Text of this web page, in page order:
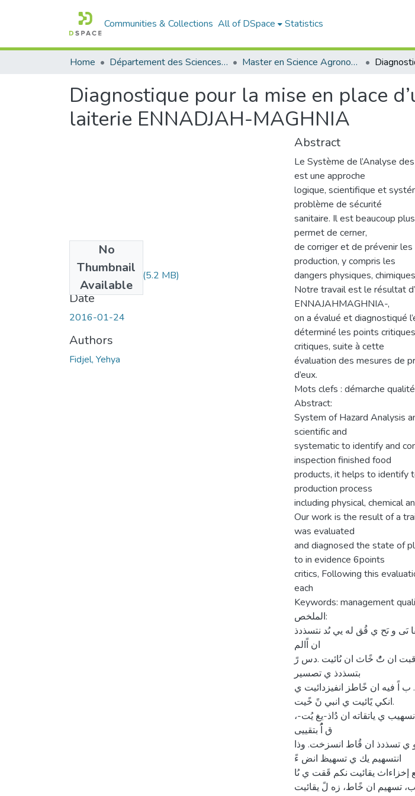
Communities & Collections All of DSpace Statistics
Home Département des Sciences Agronomiques et Forestières Master en Science Agronomie
Diagnostique pour la mise en place
laiterie ENNADJAH-MAGHNIA
No
Thumbnail
Available
FIDJEL-Yehya.pdf (5.2 MB)
Date
2016-01-24
Authors
Fidjel, Yehya
Abstract
Le Système de l’Analyse
est une approche
logique, scientifique et
problème de sécurité
sanitaire. Il est beaucoup
permet de cerner,
de corriger et de prévenir
production, y compris les
dangers physiques,
Notre travail est le résultat
ENNAJAHMAGHNIA-,
on a évalué et diagnostiqué
déterminé les points
critiques, suite à cette
évaluation des mesures de
d’eux.
Mots clefs : démarche
Abstract:
System of Hazard Analysis
scientific and
systematic to identify and
inspection finished food
products, it helps to identify
production process
including physical, chemical
Our work is the result of a
was evaluated
and diagnosed the state of
to in evidence 6points
critics, Following this
each
Keywords: management
الملخص:
و ىَح ي قُق له يي ىُد نتسذدذ
ان اًالم
ان تًُ خًاث ان ىُائيت .دس رً
بتسذدذ ي تصسير
اً فيه ان خًاطز انفيزدائيت ي
انكي يًائيت ي انبي نً خًيت.
ي ياتقاته ان دُاذ-يغ يُت-،
ق اًُ بتقييى
زانت ان رًشاث الا تَاخيت بتقبيق قالذة 5و ي تسذدذ ان قُاط انسزخت. وذا
انتسهيم يك ي تسهيظ انض ءً
إخزاءاث يقائيت نكم قَقت ي ىُا.
تسهيم ان خًاط، زه لً يقائيت